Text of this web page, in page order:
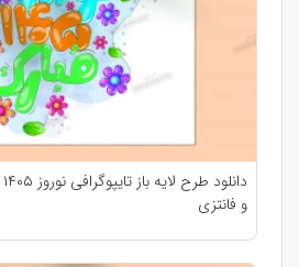
و فانتزی